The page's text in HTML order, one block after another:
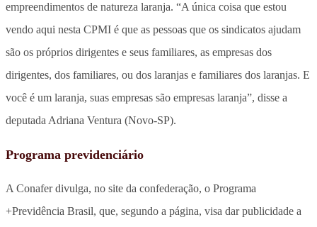
empreendimentos de natureza laranja. “A única coisa que estou
vendo aqui nesta CPMI é que as pessoas que os sindicatos ajudam
são os próprios dirigentes e seus familiares, as empresas dos
dirigentes, dos familiares, ou dos laranjas e familiares dos laranjas. E
você é um laranja, suas empresas são empresas laranja”, disse a
deputada Adriana Ventura (Novo-SP).
Programa previdenciário
A Conafer divulga, no site da confederação, o Programa
+Previdência Brasil, que, segundo a página, visa dar publicidade a